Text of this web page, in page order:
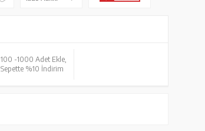
100 -1000 Adet Ekle,
Sepette %10 İndirim